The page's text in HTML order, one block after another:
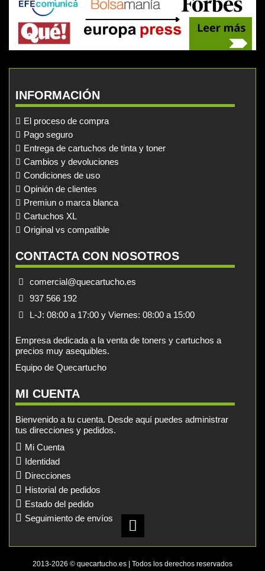
INFORMACIÓN
El proceso de compra
Pago seguro
Entrega de cartuchos de tinta y toner
Cambios y devoluciones
Condiciones de uso
Opinión de clientes
Premiun o marca blanca
Cartuchos XL
Original vs compatible
CONTACTA CON NOSOTROS
comercial@quecartucho.es
937 566 192
L-J: 08:00 a 17:00 y Viernes: 08:00 a 15:00
Empresa dedicada a la venta de toners y cartuchos a
precios muy asequibles.
Equipo de Quecartucho
MI CUENTA
Bienvenido a tu cuenta. Desde aquí puedes administrar
tus direcciones y pedidos.
Mi Cuenta
Identidad
Direcciones
Historial de pedidos
Estado del pedido
Seguimiento de envíos
2013-2026 © quecartucho.es | Todos los derechos reservados